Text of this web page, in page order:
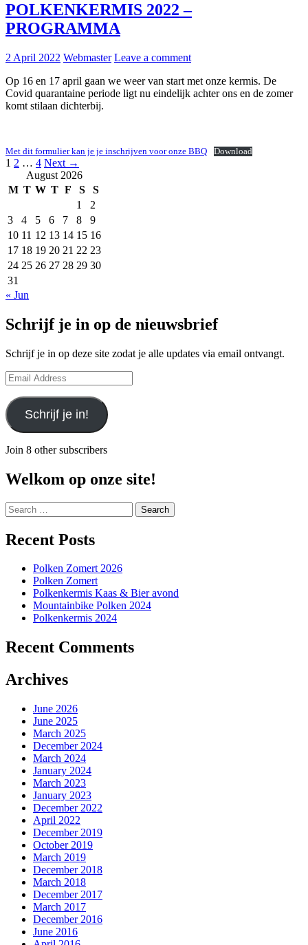
POLKENKERMIS 2022 –
PROGRAMMA
2 April 2022 Webmaster Leave a comment
Op 16 en 17 april gaan we weer van start met onze kermis. De
Covid quarantaine periode ligt nu eindelijk achter ons en de zomer
komt stilaan dichterbij.
Met dit formulier kan je je inschrijven voor onze BBQ Download
Posts
navigation
1 2 … 4 Next →
August 2026
M T W T F S
S
1
2
3
4 5 6 7 8
9
10 11 12 13 14 15 16
17 18 19 20 21 22 23
24 25 26 27 28 29 30
31
« Jun
Schrijf je in op de nieuwsbrief
Schrijf je in op deze site zodat je alle updates via email ontvangt.
Email
Address
Schrijf je in!
Join 8 other subscribers
Welkom op onze site!
Search
for:
Recent Posts
Polken Zomert 2026
Polken Zomert
Polkenkermis Kaas & Bier avond
Mountainbike Polken 2024
Polkenkermis 2024
Recent Comments
Archives
June 2026
June 2025
March 2025
December 2024
March 2024
January 2024
March 2023
January 2023
December 2022
April 2022
December 2019
October 2019
March 2019
December 2018
March 2018
December 2017
March 2017
December 2016
June 2016